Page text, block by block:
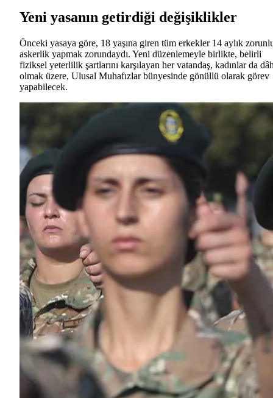
Yeni yasanın getirdiği değişiklikler
Önceki yasaya göre, 18 yaşına giren tüm erkekler 14 aylık
askerlik yapmak zorundaydı. Yeni düzenlemeyle birlikte, belirli
fiziksel yeterlilik şartlarını karşılayan her vatandaş, kadınlar da
olmak üzere, Ulusal Muhafızlar bünyesinde gönüllü olarak görev
yapabilecek.